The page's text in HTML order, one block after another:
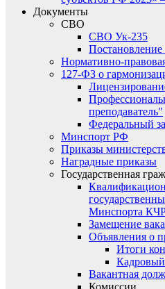
Документы
СВО
СВО Ук-235
Нормативно-
127-ФЗ о
преподаватель"
Федеральный
Минспорт РФ
Приказы
Наградные приказы
Государственная
Минспорта
Замещение
Объявления о
Итоги
Кадровый
Вакантная
Комиссии